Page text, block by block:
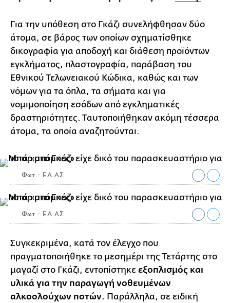
Για την υπόθεση στο Γκάζι συνελήφθησαν δύο
άτομα, σε βάρος των οποίων σχηματίσθηκε
δικογραφία για αποδοχή και διάθεση προϊόντων
εγκλήματος, πλαστογραφία, παράβαση του
Εθνικού Τελωνειακού Κώδικα, καθώς και των
νόμων για τα όπλα, τα σήματα και για
νομιμοποίηση εσόδων από εγκληματικές
δραστηριότητες. Ταυτοποιήθηκαν ακόμη τέσσερα
άτομα, τα οποία αναζητούνται.
Φωτ.: ΕΛ.ΑΣ
Φωτ.: ΕΛ.ΑΣ
Συγκεκριμένα, κατά τον έλεγχο που
πραγματοποιήθηκε το μεσημέρι της Τετάρτης στο
μαγαζί στο Γκάζι, εντοπίστηκε εξοπλισμός και
υλικά για την παραγωγή νοθευμένων
αλκοολούχων ποτών. Παράλληλα, σε ειδική